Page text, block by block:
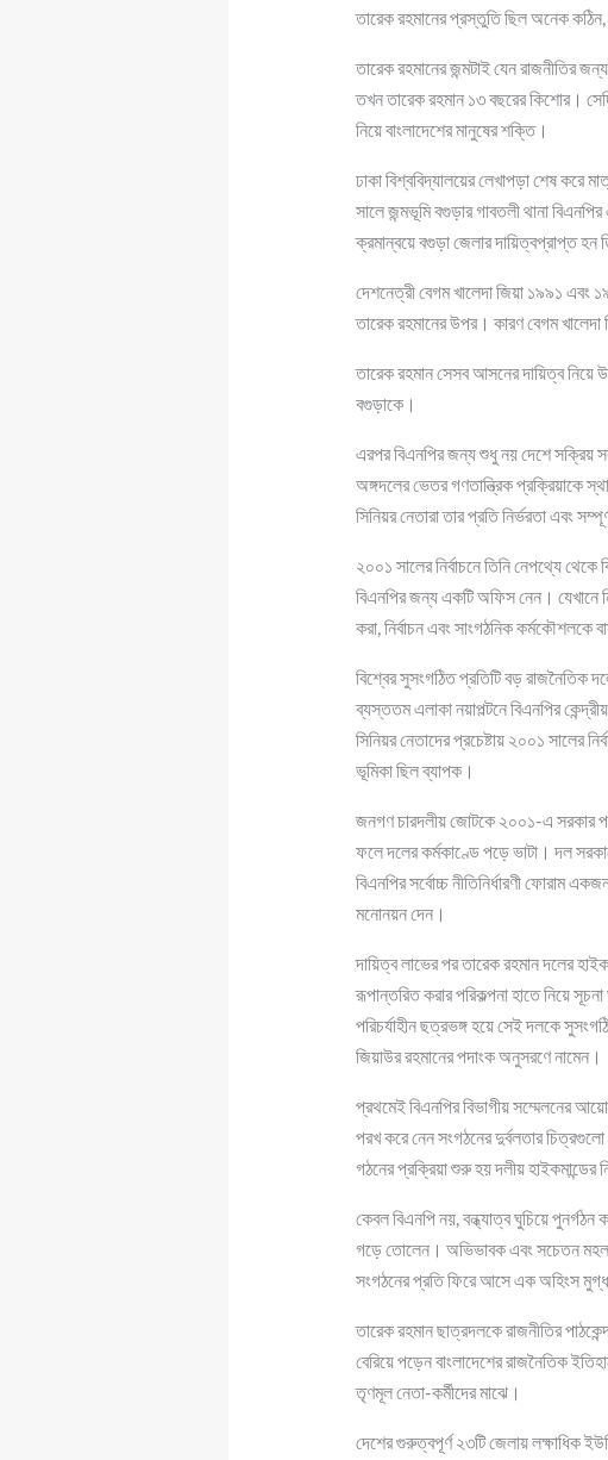
তারেক রহমানের প্রস্তুতি ছিল অনেক
তারেক রহমানের জন্মটাই যেন রাজনীতির
তখন তারেক রহমান ১৩ বছরের কিশোর।
নিয়ে বাংলাদেশের মানুষের শক্তি।
ঢাকা বিশ্ববিদ্যালয়ের লেখাপড়া শেষ করে
সালে জন্মভূমি বগুড়ার গাবতলী থানা
ক্রমান্বয়ে বগুড়া জেলার দায়িত্বপ্রাপ্ত হন
দেশনেত্রী বেগম খালেদা জিয়া ১৯৯১ এবং
তারেক রহমানের উপর। কারণ বেগম
তারেক রহমান সেসব আসনের দায়িত্ব
বগুড়াকে।
এরপর বিএনপির জন্য শুধু নয় দেশে সক্রিয়
অঙ্গদলের ভেতর গণতান্ত্রিক প্রক্রিয়াকে
সিনিয়র নেতারা তার প্রতি নির্ভরতা এবং
২০০১ সালের নির্বাচনে তিনি নেপথ্যে
বিএনপির জন্য একটি অফিস নেন। যেখানে
করা, নির্বাচন এবং সাংগঠনিক কর্মকৌশলকে
বিশ্বের সুসংগঠিত প্রতিটি বড় রাজনৈতিক
ব্যস্ততম এলাকা নয়াপল্টনে বিএনপির
সিনিয়র নেতাদের প্রচেষ্টায় ২০০১ সালের
ভূমিকা ছিল ব্যাপক।
জনগণ চারদলীয় জোটকে ২০০১-এ সরকার
ফলে দলের কর্মকাণ্ডে পড়ে ভাটা। দল
বিএনপির সর্বোচ্চ নীতিনির্ধারণী ফোরাম
মনোনয়ন দেন।
দায়িত্ব লাভের পর তারেক রহমান দলের
রূপান্তরিত করার পরিকল্পনা হাতে নিয়ে
পরিচর্যাহীন ছত্রভঙ্গ হয়ে সেই দলকে
জিয়াউর রহমানের পদাংক অনুসরণে নামেন।
প্রথমেই বিএনপির বিভাগীয় সম্মেলনের
পরখ করে নেন সংগঠনের দুর্বলতার
গঠনের প্রক্রিয়া শুরু হয় দলীয়
কেবল বিএনপি নয়, বন্ধ্যাত্ব ঘুচিয়ে
গড়ে তোলেন। অভিভাবক এবং সচেতন মহল
সংগঠনের প্রতি ফিরে আসে এক অহিংস
তারেক রহমান ছাত্রদলকে রাজনীতির
বেরিয়ে পড়েন বাংলাদেশের রাজনৈতিক
তৃণমূল নেতা-কর্মীদের মাঝে।
দেশের গুরুত্বপূর্ণ ২৩টি জেলায় লক্ষাধিক